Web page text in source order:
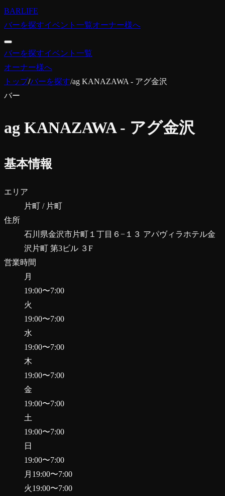
BARLIFE
バーを探すイベント一覧オーナー様へ
バーを探すイベント一覧
オーナー様へ
トップ/バーを探す/ag KANAZAWA - アグ金沢
バー
ag KANAZAWA - アグ金沢
基本情報
エリア
片町 / 片町
住所
石川県金沢市片町１丁目６−１３ アパヴィラホテル金
沢片町 第3ビル ３F
営業時間
月
19:00〜7:00
火
19:00〜7:00
水
19:00〜7:00
木
19:00〜7:00
金
19:00〜7:00
土
19:00〜7:00
日
19:00〜7:00
月 19:00〜7:00
火19:00〜7:00